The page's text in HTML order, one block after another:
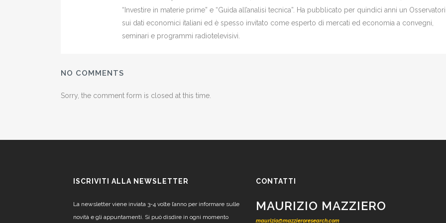
“Investire in materie prime” e “Guida all’analisi tecnica”. Ha pubblicato per quindici anni un
sui dati economici italiani ed è spesso invitato come esperto di mercati ed economia a convegni,
seminari e programmi radiotelevisivi.
NO COMMENTS
Sorry, the comment form is closed at this time.
ISCRIVITI ALLA NEWSLETTER
La newsletter viene inviata 3-4 volte l’anno per informare sulle
novità e gli appuntamenti. Si può disdire in ogni momento
CONTATTI
MAURIZIO MAZZIERO
maurizio@mazzieroresearch.com